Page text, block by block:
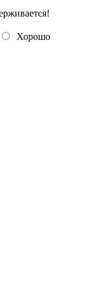
Хорошо